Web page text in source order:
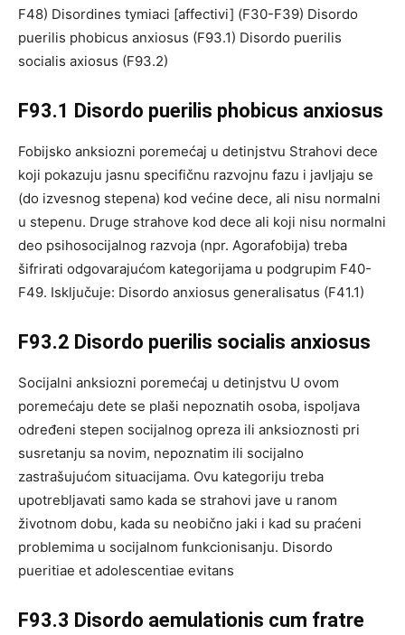
F48) Disordines tymiaci [affectivi] (F30-F39) Disordo
puerilis phobicus anxiosus (F93.1) Disordo puerilis
socialis axiosus (F93.2)
F93.1 Disordo puerilis phobicus anxiosus
Fobijsko anksiozni poremećaj u detinjstvu Strahovi dece
koji pokazuju jasnu specifičnu razvojnu fazu i javljaju se
(do izvesnog stepena) kod većine dece, ali nisu normalni
u stepenu. Druge strahove kod dece ali koji nisu normalni
deo psihosocijalnog razvoja (npr. Agorafobija) treba
šifrirati odgovarajućom kategorijama u podgrupim F40-
F49. Isključuje: Disordo anxiosus generalisatus (F41.1)
F93.2 Disordo puerilis socialis anxiosus
Socijalni anksiozni poremećaj u detinjstvu U ovom
poremećaju dete se plaši nepoznatih osoba, ispoljava
određeni stepen socijalnog opreza ili anksioznosti pri
susretanju sa novim, nepoznatim ili socijalno
zastrašujućom situacijama. Ovu kategoriju treba
upotrebljavati samo kada se strahovi jave u ranom
životnom dobu, kada su neobično jaki i kad su praćeni
problemima u socijalnom funkcionisanju. Disordo
pueritiae et adolescentiae evitans
F93.3 Disordo aemulationis cum fratre